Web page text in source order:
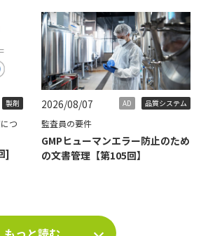
製剤
つ
]
2026/08/07 AD 品質システム
監査員の要件
GMPヒューマンエラー防止のため
の文書管理【第105回】